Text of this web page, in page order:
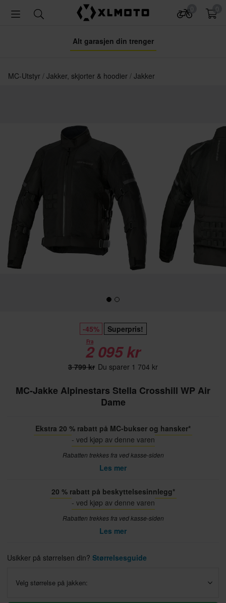
Alt garasjen din trenger
MC-Utstyr Jakker, skjorter & hoodier Jakker
-45% Superpris!
Fra
2 095 kr
3 799 kr Du sparer 1 704 kr
MC-Jakke Alpinestars Stella Crosshill WP Air
Dame
Ekstra 20 % rabatt på MC-bukser og hansker*
- ved kjøp av denne varen
Rabatten trekkes fra ved kasse-siden
Les mer
20 % rabatt på beskyttelsesinnlegg*
- ved kjøp av denne varen
Rabatten trekkes fra ved kasse-siden
Les mer
Usikker på størrelsen din? Størrelsesguide
Velg størrelse på jakken: